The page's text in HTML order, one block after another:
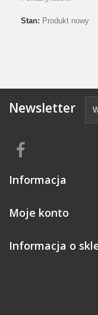
Stan: Produkt nowy
Newsletter
Informacja
Moje konto
Informacja o